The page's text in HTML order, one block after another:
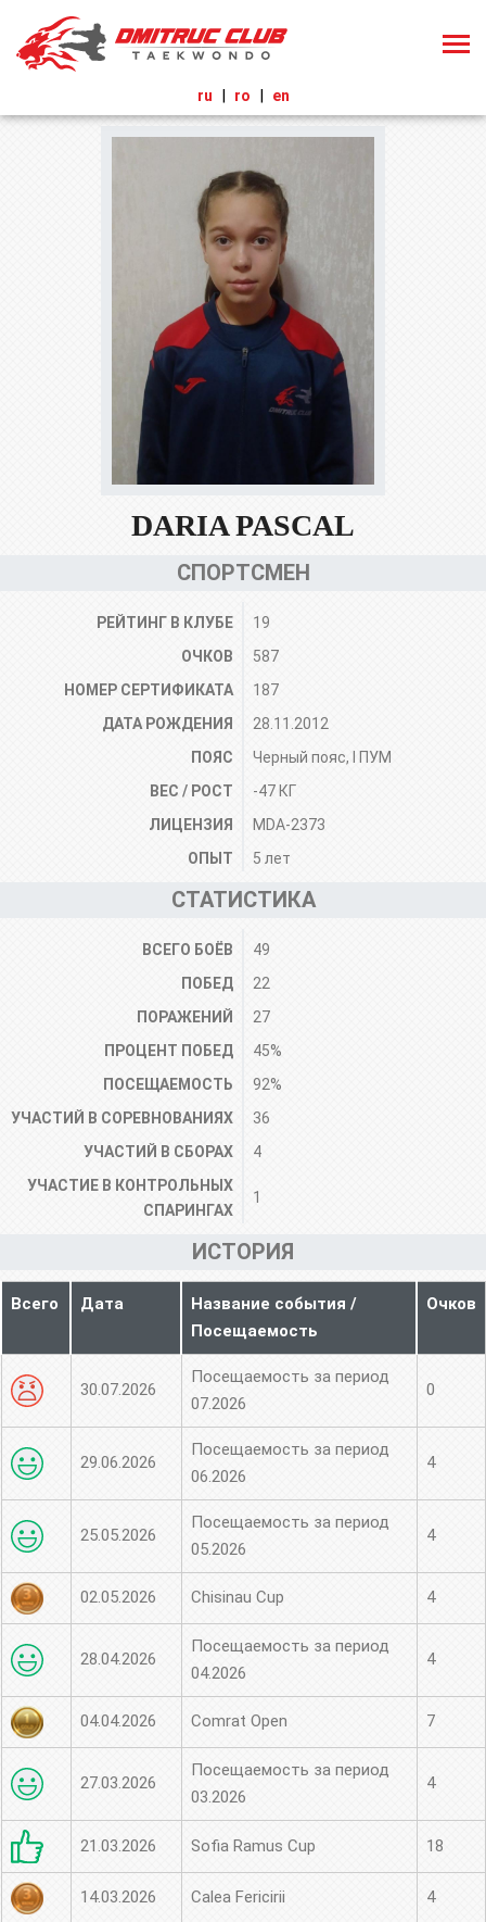
ru ro en
DARIA PASCAL
СПОРТСМЕН
РЕЙТИНГ В КЛУБЕ
19
ОЧКОВ
587
НОМЕР СЕРТИФИКАТА
187
ДАТА РОЖДЕНИЯ
28.11.2012
ПОЯС
Черный пояс, I ПУМ
ВЕС / РОСТ
-47 КГ
ЛИЦЕНЗИЯ
MDA-2373
ОПЫТ
5 лет
СТАТИСТИКА
ВСЕГО БОЁВ
49
ПОБЕД
22
ПОРАЖЕНИЙ
27
ПРОЦЕНТ ПОБЕД
45%
ПОСЕЩАЕМОСТЬ
92%
УЧАСТИЙ В СОРЕВНОВАНИЯХ
36
УЧАСТИЙ В СБОРАХ
4
УЧАСТИЕ В КОНТРОЛЬНЫХ
СПАРИНГАХ
1
ИСТОРИЯ
Всего Дата
Название события /
Посещаемость
Очков
30.07.2026
Посещаемость за период
07.2026
0
29.06.2026
Посещаемость за период
06.2026
4
25.05.2026
Посещаемость за период
05.2026
4
02.05.2026 Chisinau Cup 4
28.04.2026
Посещаемость за период
04.2026
4
04.04.2026 Comrat Open 7
27.03.2026
Посещаемость за период
03.2026
4
21.03.2026 Sofia Ramus Cup 18
14.03.2026 Calea Fericirii 4